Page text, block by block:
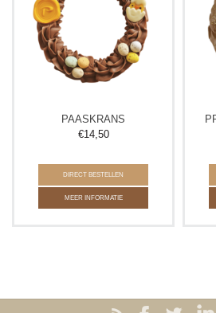
PAASKRANS
€14,50
DIRECT BESTELLEN
MEER INFORMATIE